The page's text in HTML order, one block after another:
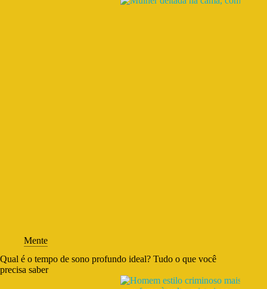
Mente
Qual é o tempo de sono profundo ideal? Tudo o que você
precisa saber